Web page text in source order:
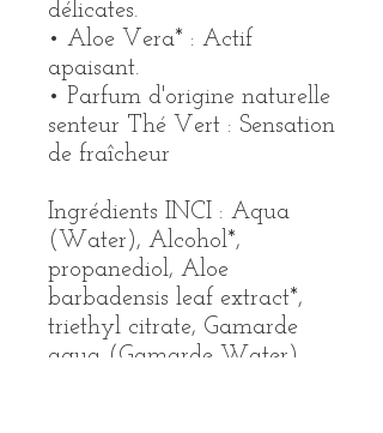
délicates.
• Aloe Vera* : Actif
apaisant.
• Parfum d'origine naturelle
senteur Thé Vert : Sensation
de fraîcheur
Ingrédients INCI : Aqua
(Water), Alcohol*,
propanediol, Aloe
barbadensis leaf extract*,
triethyl citrate, Gamarde
aqua (Gamarde Water),